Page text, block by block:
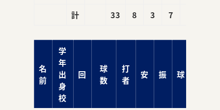
計 33 8 3 7
名
前
学
年
出
身
校
回
球
数
打
者
安 振 球